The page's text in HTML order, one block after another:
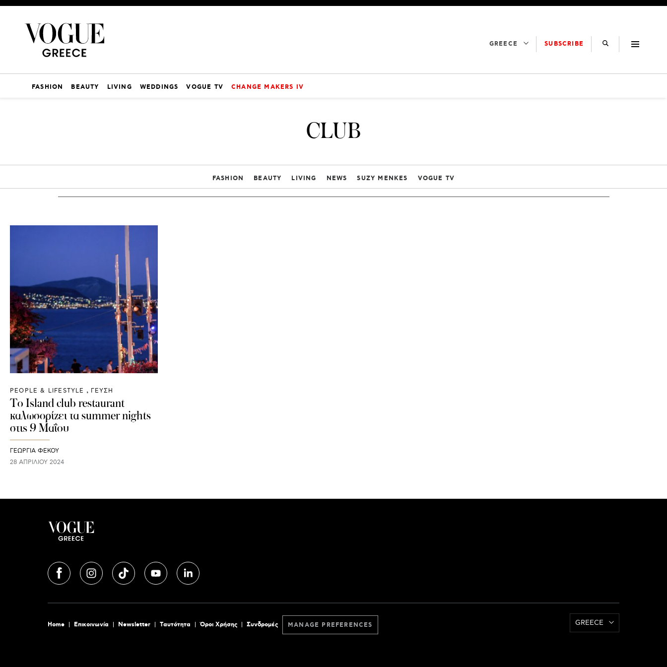
GREECE SUBSCRIBE
FASHION BEAUTY LIVING WEDDINGS VOGUE TV CHANGE MAKERS IV
CLUB
FASHION BEAUTY LIVING NEWS SUZY MENKES VOGUE TV
PEOPLE & LIFESTYLE ΓΕΥΣΗ
Το Island club restaurant
καλωσορίζει τα summer nights
στις 9 Μαΐου
ΓΕΩΡΓΙΑ ΦΕΚΟΥ
28 ΑΠΡΙΛΊΟΥ 2024
Home Επικοινωνία Newsletter Tαυτότητα Όροι Χρήσης Συνδρομές MANAGE PREFERENCES GREECE